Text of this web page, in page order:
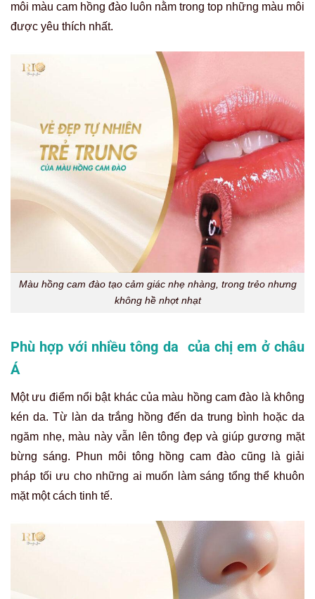
môi màu cam hồng đào luôn nằm trong top những màu môi
được yêu thích nhất.
Màu hồng cam đào tạo cảm giác nhẹ nhàng, trong trẻo nhưng
không hề nhợt nhạt
Phù hợp với nhiều tông da của chị em ở châu
Á
Một ưu điểm nổi bật khác của màu hồng cam đào là không
kén da. Từ làn da trắng hồng đến da trung bình hoặc da
ngăm nhẹ, màu này vẫn lên tông đẹp và giúp gương mặt
bừng sáng. Phun môi tông hồng cam đào cũng là giải
pháp tối ưu cho những ai muốn làm sáng tổng thể khuôn
mặt một cách tinh tế.